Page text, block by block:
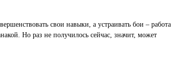
свои навыки, а устраивать бои – работа
Но раз не получилось сейчас, значит, может